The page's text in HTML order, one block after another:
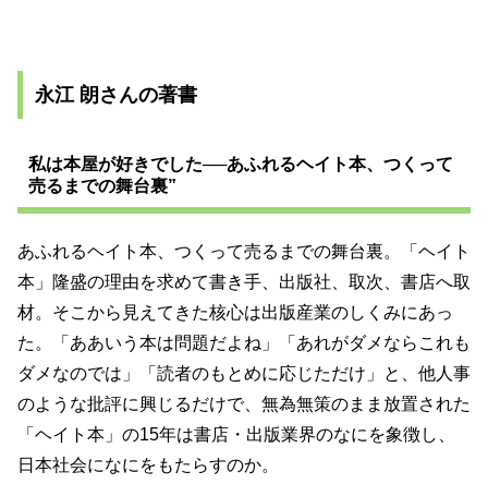
永江 朗さんの著書
私は本屋が好きでした──あふれるヘイト本、つくって
売るまでの舞台裏”
あふれるヘイト本、つくって売るまでの舞台裏。「ヘイト
本」隆盛の理由を求めて書き手、出版社、取次、書店へ取
材。そこから見えてきた核心は出版産業のしくみにあっ
た。「ああいう本は問題だよね」「あれがダメならこれも
ダメなのでは」「読者のもとめに応じただけ」と、他人事
のような批評に興じるだけで、無為無策のまま放置された
「ヘイト本」の15年は書店・出版業界のなにを象徴し、
日本社会になにをもたらすのか。